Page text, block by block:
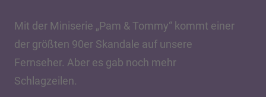
Mit der Miniserie „Pam & Tommy“ kommt einer
der größten 90er Skandale auf unsere
Fernseher. Aber es gab noch mehr
Schlagzeilen.